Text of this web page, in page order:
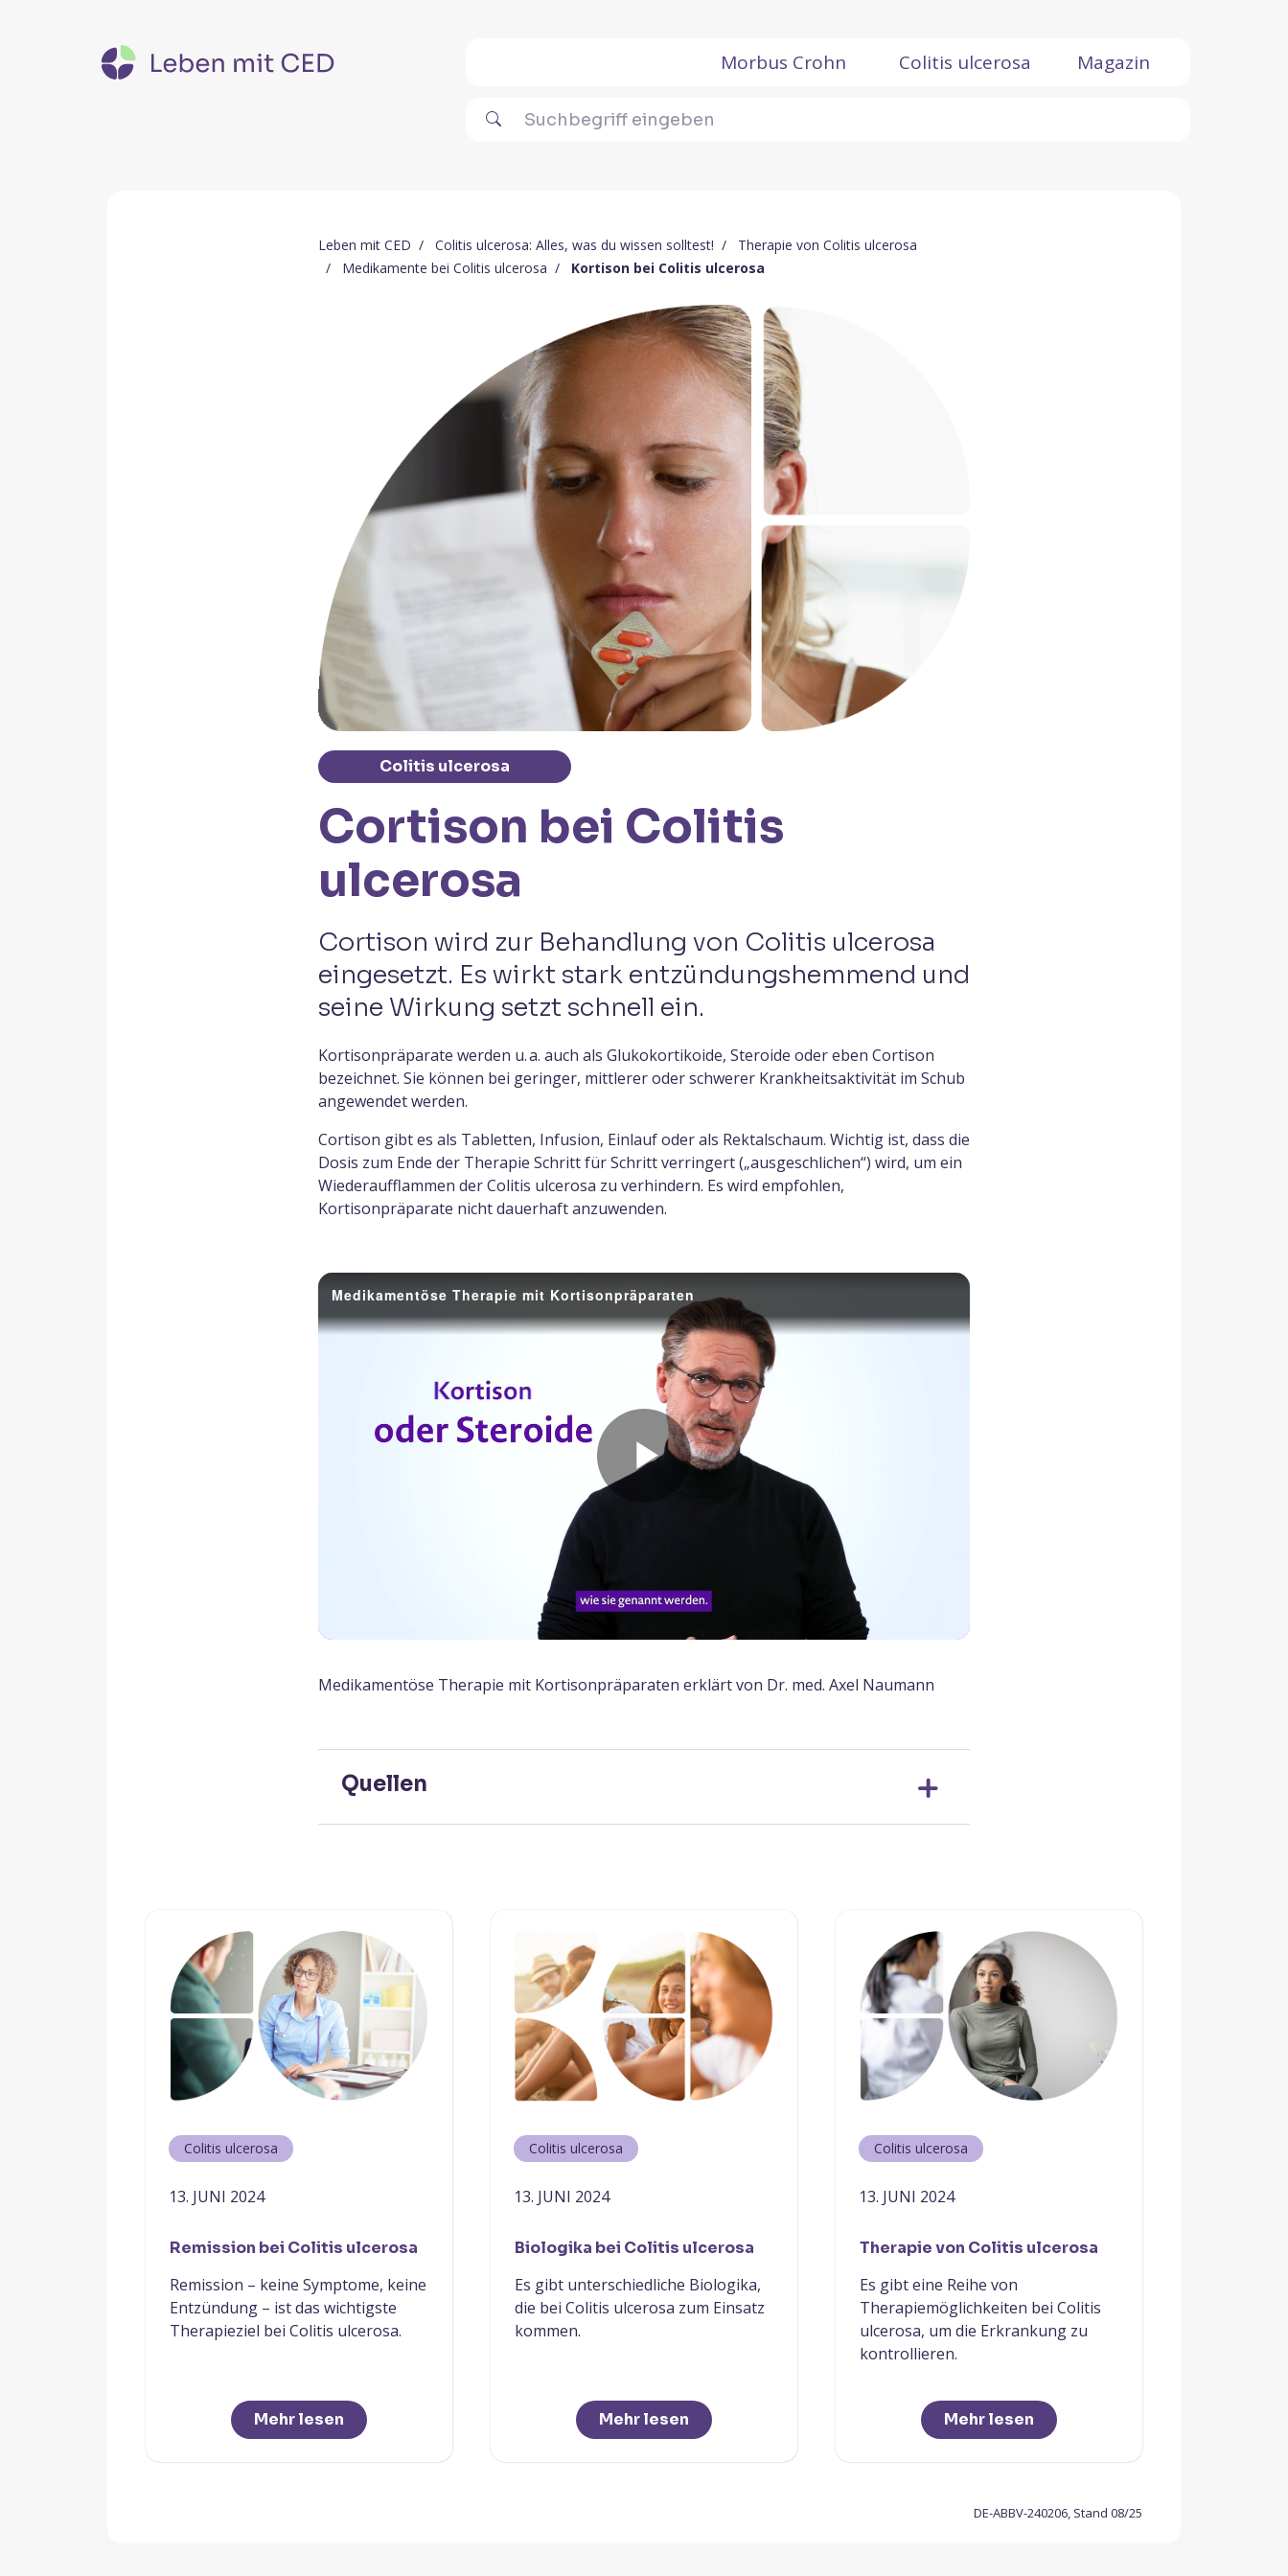
Morbus Crohn Colitis ulcerosa Magazin
Leben mit CED Colitis ulcerosa: Alles, was du wissen solltest!
Therapie von Colitis ulcerosa
Medikamente bei Colitis ulcerosa
Kortison bei Colitis ulcerosa
Colitis ulcerosa
Cortison bei Colitis
ulcerosa
Cortison wird zur Behandlung von Colitis ulcerosa
eingesetzt. Es wirkt stark entzündungshemmend und
seine Wirkung setzt schnell ein.
Kortisonpräparate werden u. a. auch als Glukokortikoide, Steroide oder eben Cortison
bezeichnet. Sie können bei geringer, mittlerer oder schwerer Krankheitsaktivität im Schub
angewendet werden.
Cortison gibt es als Tabletten, Infusion, Einlauf oder als Rektalschaum. Wichtig ist, dass die
Dosis zum Ende der Therapie Schritt für Schritt verringert („ausgeschlichen“) wird, um ein
Wiederaufflammen der Colitis ulcerosa zu verhindern. Es wird empfohlen,
Kortisonpräparate nicht dauerhaft anzuwenden.
Medikamentöse Therapie mit Kortisonpräparaten
Video
Medikamentöse Therapie mit Kortisonpräparaten erklärt von Dr. med. Axel Naumann
Quellen
Colitis ulcerosa
13. JUNI 2024
Remission bei Colitis ulcerosa
Remission – keine Symptome, keine
Entzündung – ist das wichtigste
Therapieziel bei Colitis ulcerosa.
Mehr lesen
Colitis ulcerosa
13. JUNI 2024
Biologika bei Colitis ulcerosa
Es gibt unterschiedliche Biologika,
die bei Colitis ulcerosa zum Einsatz
kommen.
Mehr lesen
Colitis ulcerosa
13. JUNI 2024
Therapie von Colitis ulcerosa
Es gibt eine Reihe von
Therapiemöglichkeiten bei Colitis
ulcerosa, um die Erkrankung zu
kontrollieren.
Mehr lesen
DE-ABBV-240206, Stand 08/25